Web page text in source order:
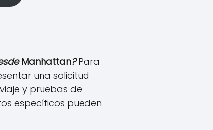
Manhattan?Para
una solicitud
y pruebas de
específicos pueden